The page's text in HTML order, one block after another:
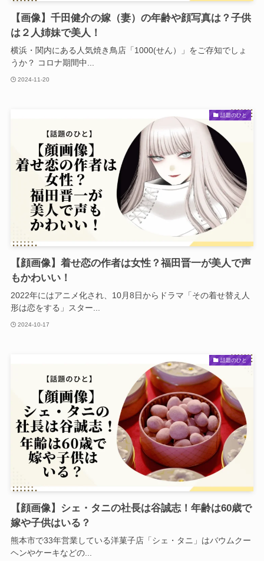
【画像】千田健介の嫁（妻）の年齢や顔写真は？子供
は２人姉妹で美人！
横浜・関内にある人気焼き鳥店「1000(せん）」をご存知でしょ
うか？ コロナ期間中...
2024-11-20
話題のひと
【顔画像】着せ恋の作者は女性？福田晋一が美人で声
もかわいい！
2022年にはアニメ化され、10月8日からドラマ「その着せ替え人
形は恋をする」スター...
2024-10-17
話題のひと
【顔画像】シェ・タニの社長は谷誠志！年齢は60歳で
嫁や子供はいる？
熊本市で33年営業している洋菓子店「シェ・タニ」はバウムクー
ヘンやケーキなどの...